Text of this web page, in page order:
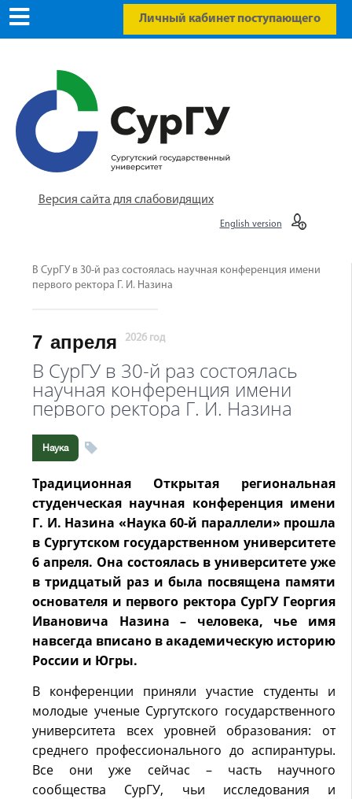
Личный кабинет поступающего
Версия сайта для слабовидящих
English version
В СурГУ в 30-й раз состоялась научная конференция имени
первого ректора Г. И. Назина
7 апреля 2026 год
В СурГУ в 30-й раз состоялась
научная конференция имени
первого ректора Г. И. Назина
Наука
Традиционная Открытая региональная
студенческая научная конференция имени
Г. И. Назина «Наука 60-й параллели» прошла
в Сургутском государственном университете
6 апреля. Она состоялась в университете уже
в тридцатый раз и была посвящена памяти
основателя и первого ректора СурГУ Георгия
Ивановича Назина – человека, чье имя
навсегда вписано в академическую историю
России и Югры.
В конференции приняли участие студенты и
молодые ученые Сургутского государственного
университета всех уровней образования: от
среднего профессионального до аспирантуры.
Все они уже сейчас – часть научного
сообщества СурГУ, чьи исследования и